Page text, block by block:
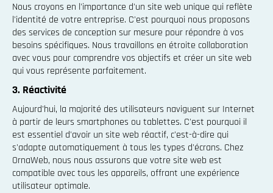
Nous croyons en l'importance d'un site web unique qui reflète
l'identité de votre entreprise. C'est pourquoi nous proposons
des services de conception sur mesure pour répondre à vos
besoins spécifiques. Nous travaillons en étroite collaboration
avec vous pour comprendre vos objectifs et créer un site web
qui vous représente parfaitement.
3. Réactivité
Aujourd'hui, la majorité des utilisateurs naviguent sur Internet
à partir de leurs smartphones ou tablettes. C'est pourquoi il
est essentiel d'avoir un site web réactif, c'est-à-dire qui
s'adapte automatiquement à tous les types d'écrans. Chez
OrnaWeb, nous nous assurons que votre site web est
compatible avec tous les appareils, offrant une expérience
utilisateur optimale.